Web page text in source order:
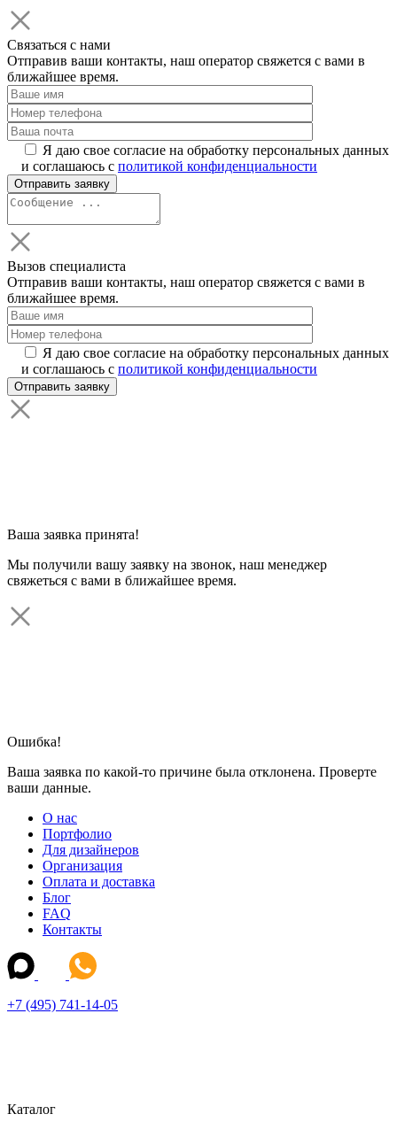
Связаться с нами
Отправив ваши контакты, наш оператор свяжется с вами в
ближайшее время.
Я даю свое согласие на обработку персональных данных
и соглашаюсь с политикой конфиденциальности
Вызов специалиста
Отправив ваши контакты, наш оператор свяжется с вами в
ближайшее время.
Я даю свое согласие на обработку персональных данных
и соглашаюсь с политикой конфиденциальности
Ваша заявка принята!
Мы получили вашу заявку на звонок, наш менеджер
свяжеться с вами в ближайшее время.
Ошибка!
Ваша заявка по какой-то причине была отклонена. Проверте
ваши данные.
О нас
Портфолио
Для дизайнеров
Организация
Оплата и доставка
Блог
FAQ
Контакты
+7 (495) 741-14-05
Каталог